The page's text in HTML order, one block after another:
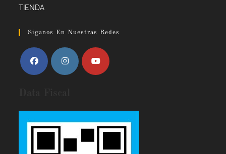
TIENDA
Siganos En Nuestras Redes